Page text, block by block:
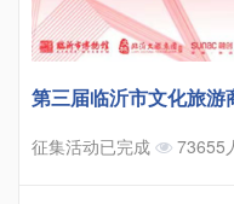
第三届临沂市文化旅
征集活动已完成 73655